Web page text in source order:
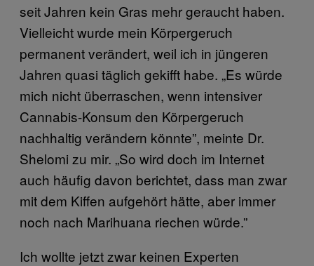
seit Jahren kein Gras mehr geraucht haben.
Vielleicht wurde mein Körpergeruch
permanent verändert, weil ich in jüngeren
Jahren quasi täglich gekifft habe. „Es würde
mich nicht überraschen, wenn intensiver
Cannabis-Konsum den Körpergeruch
nachhaltig verändern könnte”, meinte Dr.
Shelomi zu mir. „So wird doch im Internet
auch häufig davon berichtet, dass man zwar
mit dem Kiffen aufgehört hätte, aber immer
noch nach Marihuana riechen würde.”
Ich wollte jetzt zwar keinen Experten